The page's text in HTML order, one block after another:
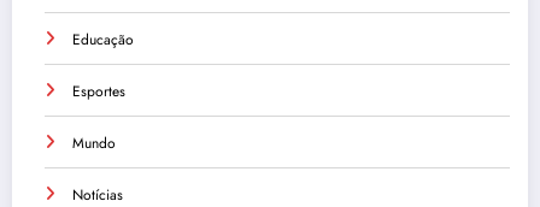
Educação
Esportes
Mundo
Notícias